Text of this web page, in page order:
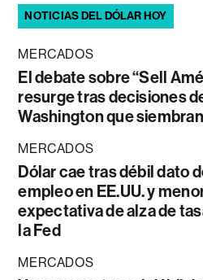
NOTICIAS DEL DÓLAR HOY
MERCADOS
El debate sobre “Sell
resurge tras decisiones
Washington que
MERCADOS
Dólar cae tras débil dato
empleo en EE.UU. y
expectativa de alza de
la Fed
MERCADOS